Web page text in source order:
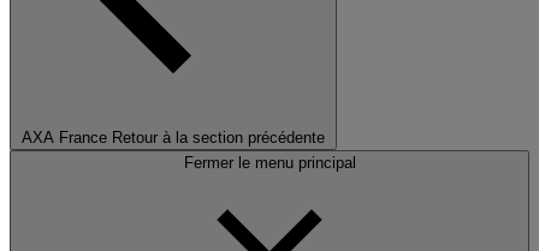
AXA France Retour à la section précédente
Fermer le menu principal